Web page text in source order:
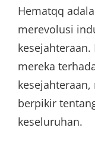
Hematqq
merevolusi
mereka
berpikir
keseluruhan.